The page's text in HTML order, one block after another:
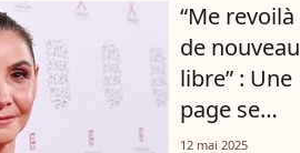
“Me revoilà
de nouveau
libre” : Une
page se
tourne
12 mai 2025